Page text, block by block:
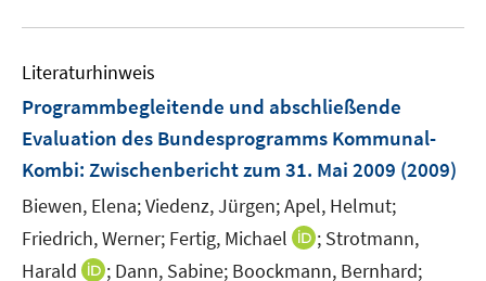
n
n
s
t
r
ö
u
F
n
s
t
e
Literaturhinweis
Programmbegleitende und abschließende
Evaluation des Bundesprogramms Kommunal-
Kombi: Zwischenbericht zum 31. Mai 2009 (2009)
Biewen, Elena;Viedenz, Jürgen;Apel, Helmut;
Friedrich, Werner; Fertig, Michael
I
n
; Strotmann,
Harald
I; Dann, Sabine; Boockmann, Bernhard;